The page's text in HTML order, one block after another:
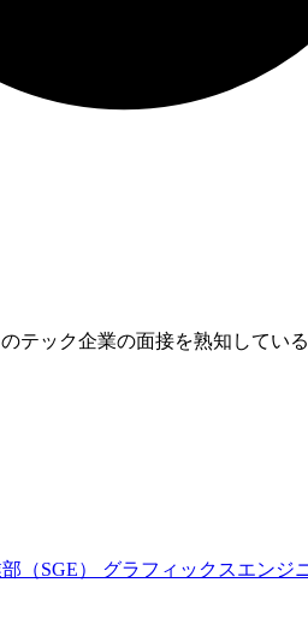
テック企業の面接を熟知して
（SGE） グラフィックスエンジ